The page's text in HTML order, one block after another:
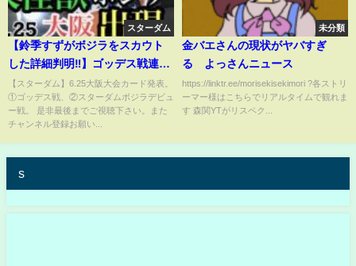
スターダム
【鈴季すずがボジラをスカウト
した詳細判明‼️】ゴッデス戦連戦
の理由は⁉️7.4NBタッグ前哨戦‼️
6.21代々木でのボジラ乱入に
様々なスターダム選手のコメン
【スターダム】6.25大阪大会カード発表。
①ゴッデス戦、②スターダムボジラデビュ
ー戦。 是非最後までご視聴下さい。また
チャンネル登録お願い...
未分類
金バエさんの現状がヤバすぎ
る よっさんニュース
https://linktr.ee/morisekisekimori ?各ストリ
ーマー様はこちらでリアルタイムで観れま
す 森関YTがリスペク...
s